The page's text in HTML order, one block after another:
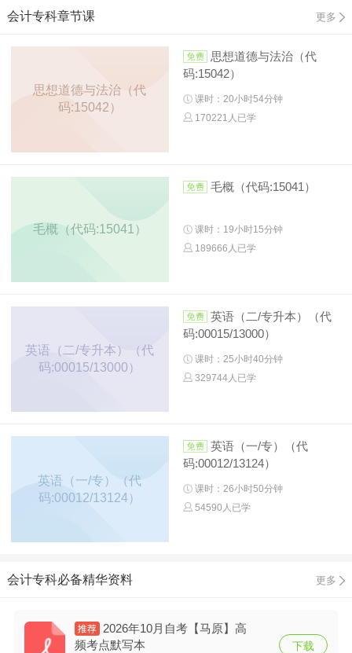
会计专科章节课 更多
思想道德与法治（代
码:15042）
思想道德与法治（代
码:15042）
课时：20小时54分钟
170221人已学
毛概（代码:15041）
毛概（代码:15041）
课时：19小时15分钟
189666人已学
英语（二/专升本）（代
码:00015/13000）
英语（二/专升本）（代
码:00015/13000）
课时：25小时40分钟
329744人已学
英语（一/专）（代
码:00012/13124）
英语（一/专）（代
码:00012/13124）
课时：26小时50分钟
54590人已学
会计专科必备精华资料 更多
2026年10月自考【马原】高
频考点默写本
下载